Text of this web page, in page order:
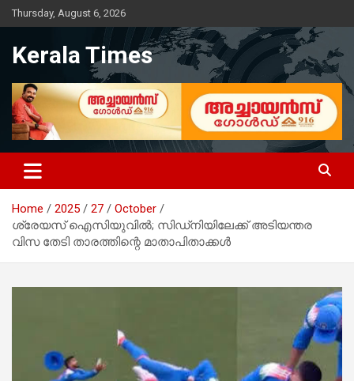
Skip
to
Thursday, August 6, 2026
Kerala Times
Home 2025 27
October
ശ്രേയസ് ഐസിയുവില്‍; സിഡ്‌നിയിലേക്ക് അടിയന്തര
വിസ തേടി താരത്തിന്റെ മാതാപിതാക്കള്‍